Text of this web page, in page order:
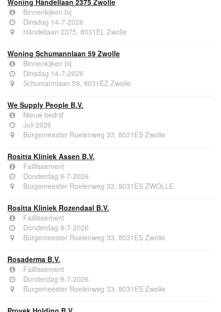
Binnenkijken bij
Dinsdag 14-7-2026
Händellaan 2375, 8031EL Zwolle
Woning Schumannlaan 59 Zwolle
Binnenkijken bij
Dinsdag 14-7-2026
Schumannlaan 59, 8031EZ Zwolle
We Supply People B.V.
Nieuw bedrijf
Juli 2026
Burgemeester Roelenweg 33, 8031ES Zwolle
Rositta Kliniek Assen B.V.
Faillissement
Donderdag 9-7-2026
Burgemeester Roelenweg 33, 8031ES ZWOLLE
Rositta Kliniek Rozendaal B.V.
Faillissement
Donderdag 9-7-2026
Burgemeester Roelenweg 33, 8031ES Zwolle
Rosaderma B.V.
Faillissement
Donderdag 9-7-2026
Burgemeester Roelenweg 33, 8031ES Zwolle